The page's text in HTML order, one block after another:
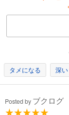
タメになる 深い
Posted by ブクログ